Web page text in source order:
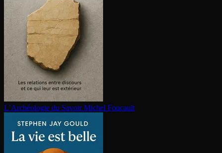
L’Archéologie du Savoir Michel Foucault